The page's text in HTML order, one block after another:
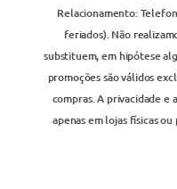
Relacionamento:
feriados). Não
substituem, em hipótese
promoções são válidos
compras. A privacidade e
apenas em lojas físicas